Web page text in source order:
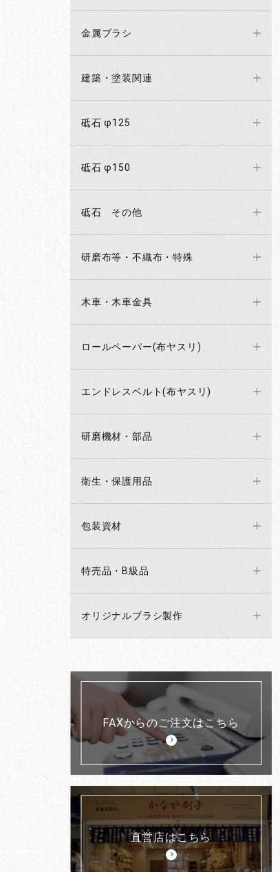
金属ブラシ
建築・塗装関連
砥石 φ125
砥石 φ150
砥石 その他
研磨布等・不織布・特殊
木車・木車金具
ロールペーパー(布ヤスリ)
エンドレスベルト(布ヤスリ)
研磨機材・部品
衛生・保護用品
包装資材
特売品・B級品
オリジナルブラシ製作
FAXからのご注文はこちら
直営店はこちら